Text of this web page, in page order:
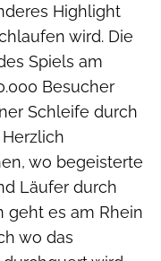
Highlight
wird. Die
Spiels am
Besucher
Schleife durch
wo begeisterte
Läufer durch
geht es am Rhein
wo das